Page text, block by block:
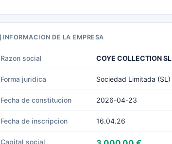
INFORMACION DE LA EMPRESA
Razon social COYE COLLECTION SL
Forma juridica Sociedad Limitada (SL)
Fecha de constitucion 2026-04-23
Fecha de inscripcion 16.04.26
Capital social